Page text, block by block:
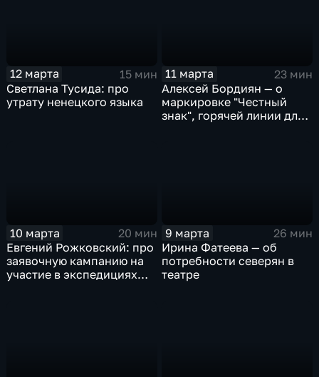
12 марта
15 мин
Светлана Тусида: про
утрату ненецкого языка
11 марта
23 мин
Алексей Бордиян — о
маркировке "Честный
знак", горячей линии для
10 марта
20 мин
Евгений Рожковский: про
заявочную кампанию на
участие в экспедициях
9 марта
26 мин
Ирина Фатеева — об
потребности северян в
театре